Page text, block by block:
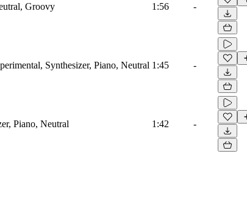
Groovy 1:56 -
Synthesizer, Piano, Neutral 1:45 -
Piano, Neutral 1:42 -